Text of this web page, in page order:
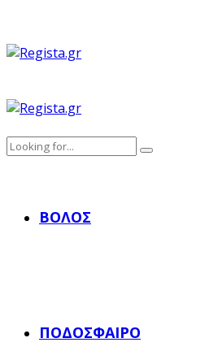
ΒΌΛΟΣ
ΠΟΔΌΣΦΑΙΡΟ